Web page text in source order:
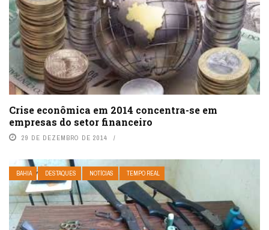
Crise econômica em 2014 concentra-se em
empresas do setor financeiro
29 DE DEZEMBRO DE 2014
BAHIA DESTAQUES NOTÍCIAS TEMPO REAL